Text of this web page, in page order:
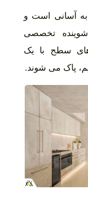
آسانی است و
شوینده تخصصی
سطح با یک
پاک می شوند.